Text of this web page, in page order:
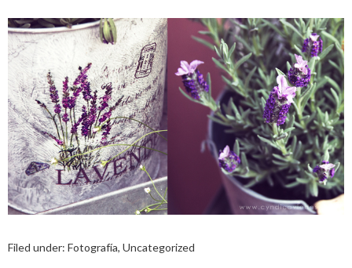
Filed under: Fotografía, Uncategorized